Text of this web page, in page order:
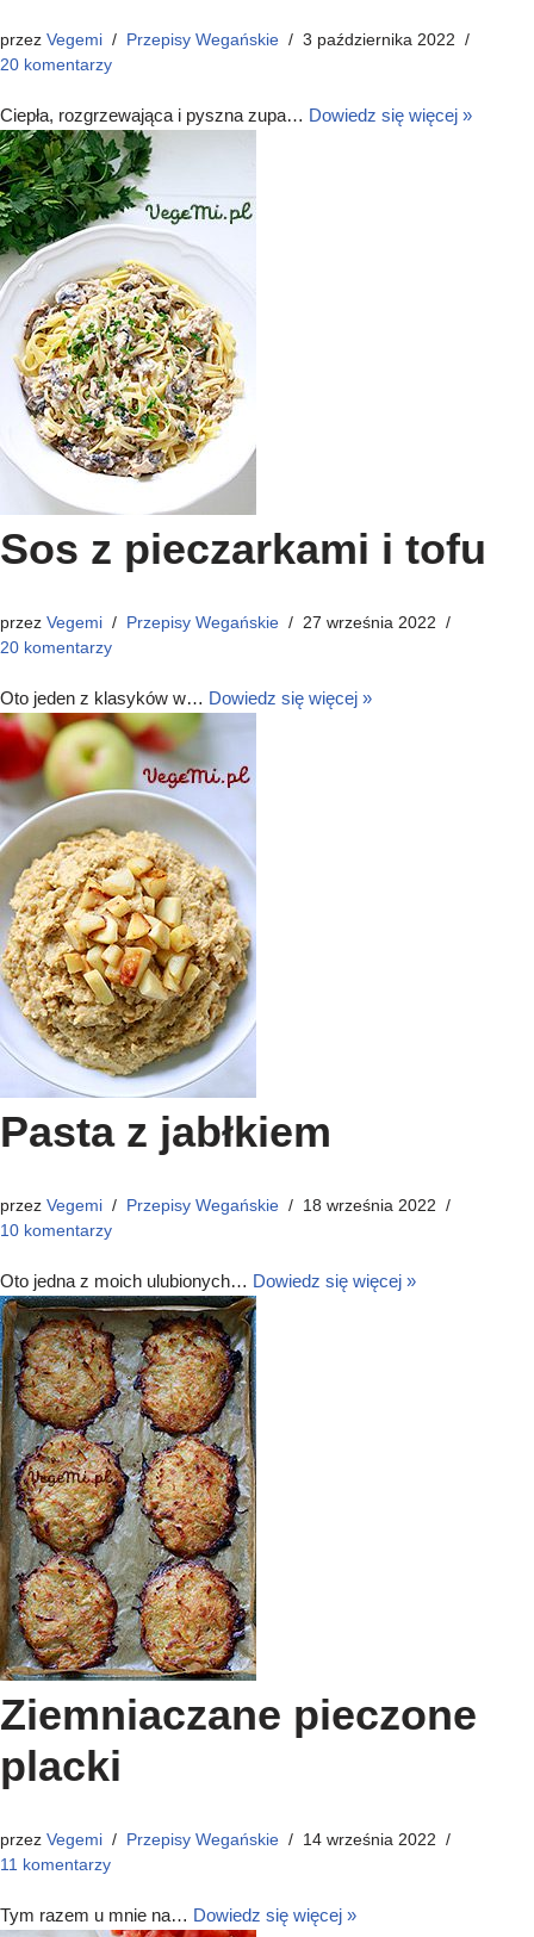
przez Vegemi Przepisy Wegańskie
3 października 2022
20 komentarzy
Ciepła, rozgrzewająca i pyszna zupa… Dowiedz się więcej »
Sos z pieczarkami i tofu
przez Vegemi Przepisy Wegańskie
27 września 2022
20 komentarzy
Oto jeden z klasyków w… Dowiedz się więcej »
Pasta z jabłkiem
przez Vegemi Przepisy Wegańskie
18 września 2022
10 komentarzy
Oto jedna z moich ulubionych… Dowiedz się więcej »
Ziemniaczane pieczone
placki
przez Vegemi Przepisy Wegańskie
14 września 2022
11 komentarzy
Tym razem u mnie na… Dowiedz się więcej »